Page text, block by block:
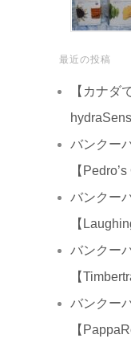
最近の投稿
【カナダ
バンクー
【
バンクー
【
バンクー
【
バンクー
【